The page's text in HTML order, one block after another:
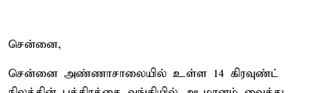
சென்னை,
சென்னை அண்ணாசாலையில் உள்ள 14 கிரவுண்ட்